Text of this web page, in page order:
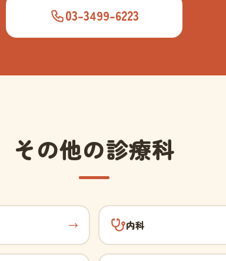
03-3499-6223
その他の診療科
→ 内科